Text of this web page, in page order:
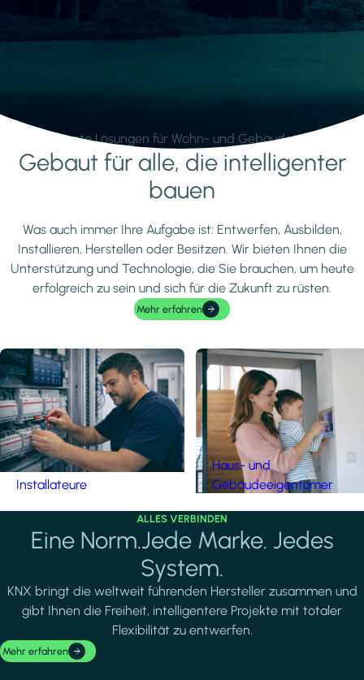
Intelligente Lösungen für Wohn- und Gebäudetechnik.
Mehr erfahren
Gebaut für alle, die intelligenter
bauen
Was auch immer Ihre Aufgabe ist: Entwerfen, Ausbilden,
Installieren, Herstellen oder Besitzen. Wir bieten Ihnen die
Unterstützung und Technologie, die Sie brauchen, um heute
erfolgreich zu sein und sich für die Zukunft zu rüsten.
Mehr erfahren
Installateure
Haus- und
Gebäudeeigentümer
ALLES VERBINDEN
Eine Norm.Jede Marke. Jedes
System.
KNX bringt die weltweit führenden Hersteller zusammen und
gibt Ihnen die Freiheit, intelligentere Projekte mit totaler
Flexibilität zu entwerfen.
Mehr erfahren